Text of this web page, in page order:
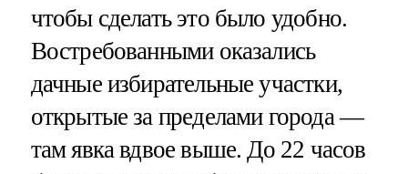
чтобы сделать это было удобно.
Востребованными оказались
дачные избирательные участки,
открытые за пределами города —
там явка вдвое выше. До 22 часов